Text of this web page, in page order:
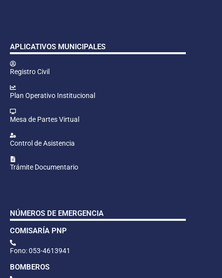
APLICATIVOS MUNICIPALES
Registro Civil
Plan Operativo Institucional
Mesa de Partes Virtual
Control de Asistencia
Trámite Documentario
NÚMEROS DE EMERGENCIA
COMISARÍA PNP
Fono: 053-4613941
BOMBEROS